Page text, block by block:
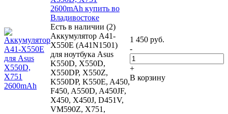
2600mAh купить во
Владивостоке
Есть в наличии (2)
Аккумулятор A41-
X550E (A41N1501)
для ноутбука Asus
K550D, X550D,
X550DP, X550Z,
K550DP, K550E, A450,
F450, A550D, A450JF,
X450, X450J, D451V,
VM590Z, X751,
1 450 руб.
-
+
В корзину